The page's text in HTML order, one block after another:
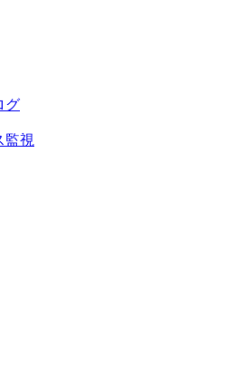
グ
監視